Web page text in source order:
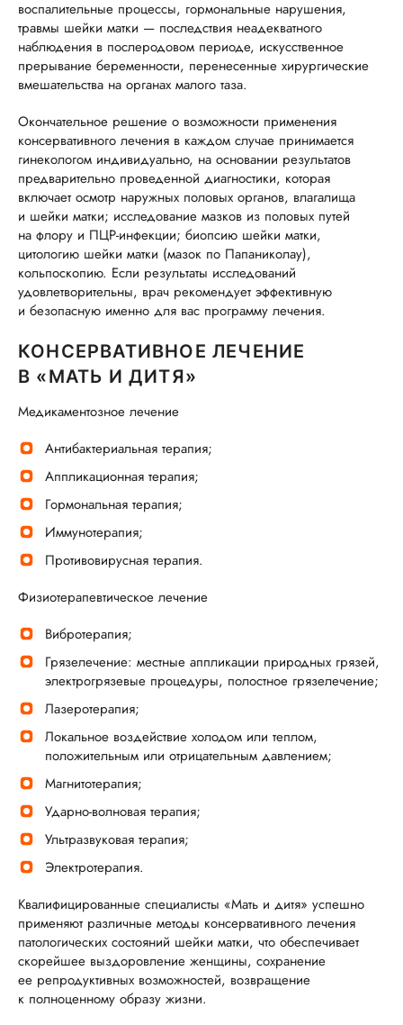
воспалительные процессы, гормональные нарушения,
травмы шейки матки — последствия неадекватного
наблюдения в послеродовом периоде, искусственное
прерывание беременности, перенесенные хирургические
вмешательства на органах малого таза.
Окончательное решение о возможности применения
консервативного лечения в каждом случае принимается
гинекологом индивидуально, на основании результатов
предварительно проведенной диагностики, которая
включает осмотр наружных половых органов, влагалища
и шейки матки; исследование мазков из половых путей
на флору и ПЦР-инфекции; биопсию шейки матки,
цитологию шейки матки (мазок по Папаниколау),
кольпоскопию. Если результаты исследований
удовлетворительны, врач рекомендует эффективную
и безопасную именно для вас программу лечения.
КОНСЕРВАТИВНОЕ ЛЕЧЕНИЕ
В «МАТЬ И ДИТЯ»
Медикаментозное лечение
Антибактериальная терапия;
Аппликационная терапия;
Гормональная терапия;
Иммунотерапия;
Противовирусная терапия.
Физиотерапевтическое лечение
Вибротерапия;
Грязелечение: местные аппликации природных грязей,
электрогрязевые процедуры, полостное грязелечение;
Лазеротерапия;
Локальное воздействие холодом или теплом,
положительным или отрицательным давлением;
Магнитотерапия;
Ударно-волновая терапия;
Ультразвуковая терапия;
Электротерапия.
Квалифицированные специалисты «Мать и дитя» успешно
применяют различные методы консервативного лечения
патологических состояний шейки матки, что обеспечивает
скорейшее выздоровление женщины, сохранение
ее репродуктивных возможностей, возвращение
к полноценному образу жизни.